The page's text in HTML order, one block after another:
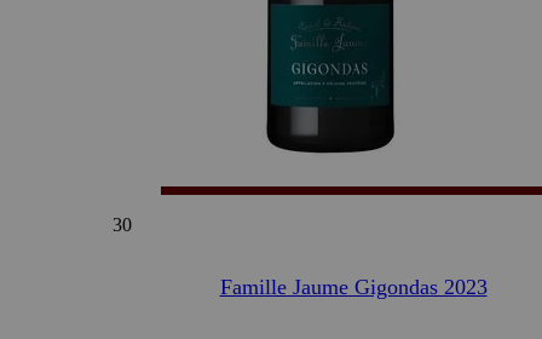
30
Famille Jaume Gigondas 2023